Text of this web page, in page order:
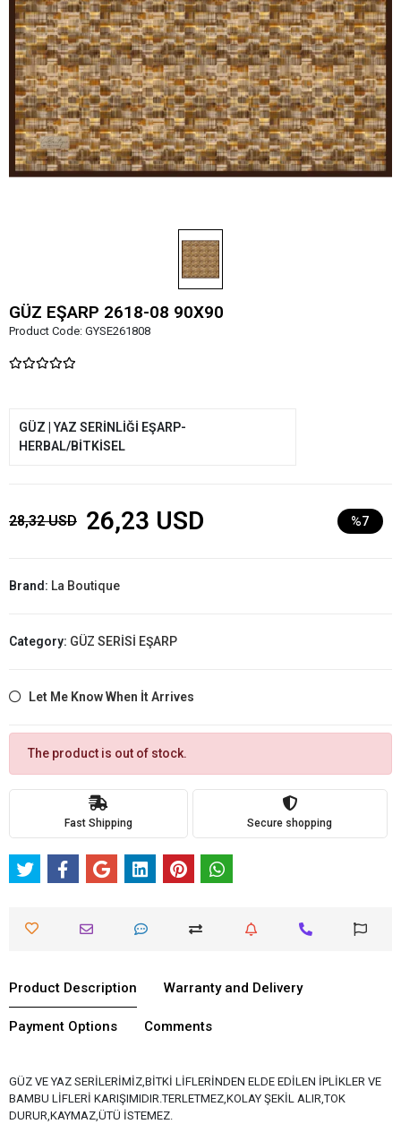
GÜZ EŞARP 2618-08 90X90
Product Code: GYSE261808
GÜZ | YAZ SERİNLİĞİ EŞARP-
HERBAL/BİTKİSEL
28,32 USD 26,23 USD %7
Brand: La Boutique
Category: GÜZ SERİSİ EŞARP
Let Me Know When İt Arrives
The product is out of stock.
Fast Shipping Secure shopping
Product Description Warranty and Delivery
Payment Options Comments
GÜZ VE YAZ SERİLERİMİZ,BİTKİ LİFLERİNDEN ELDE EDİLEN İPLİKLER VE
BAMBU LİFLERİ KARIŞIMIDIR.TERLETMEZ,KOLAY ŞEKİL ALIR,TOK
DURUR,KAYMAZ,ÜTÜ İSTEMEZ.